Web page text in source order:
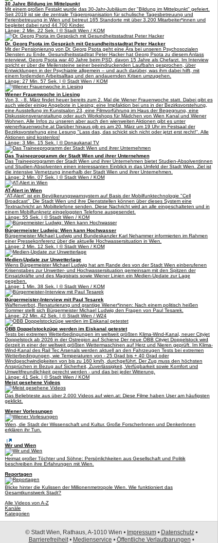
30 Jahre Bildung im Mittelpunkt
Mit einem großen Festakt wurde das 30-Jahr-Jubiläum der "Bildung im Mittelpunkt" gefeiert.
Seit 2019 ist sie die zentrale Trägerorganisation für schulische Tagesbetreuung und
Ferienbetreuung in Wien und betreut 165 Standorte mit über 3.200 Mitarbeiter*innen und
begleitet dabei rund 44.700 Kinder.
Länge: 2 Min. 22 Sek. | © Stadt Wien / KOM
Dr. Georg Psota im Gespräch mit Gesundheitsstadtrat Peter Hacker
Mit der Pensionierung von Dr. Georg Psota geht eine Ära bei unseren Psychosozialen
Diensten zu Ende. Gesundheitsstadtrat Peter Hacker hat Georg Psota zu diesem Anlass
interviewt. Georg Psota war 40 Jahre beim PSD, davon 15 Jahre als Chefarzt. Im Interview
spricht er über die Meilensteine seiner beeindruckenden Laufbahn gesprochen, über
Entwicklungen in der Psychiatrie allgemein – und auch darüber, was ihm dabei hilft, mit
einem fordernden Arbeitsalltag und den andauernden Krisen umzugehen.
Länge: 27 Min. 57 Sek. | © Stadt Wien / KOM
Wiener Frauenwoche in Liesing
Von 3. - 8. März findet heuer bereits zum 2. Mal die Wiener Frauenwoche statt. Dabei gibt es
auch wieder einige Angebote in Liesing: eine Impfaktion bei uns in der Bezirksvorstehung,
eine Ausstellung im Kunstsalon 23, eine Filmvorführung im Haus der Begegnung, eine
Diskussionsveranstaltung oder auch Workshops für Mädchen von Wien Kanal und Wiener
Wohnen. Alle Infos zu unseren aber auch den wienweiten Aktionen gibt es unter
wienerfrauenwoche.at Darüber hinaus gib es am 20. März um 19 Uhr im Festsaal der
Bezirksvorstehung eine Lesung "Lass das, das schickt sich nicht oder jetzt erst recht!". Alle
Aktionen sind kostenlos!
Länge: 3 Min. 15 Sek. | © Donaukanal TV
Das Traineeprogramm der Stadt Wien und ihrer Unternehmen
Das Traineeprogramm der Stadt Wien und ihrer Unternehmen bietet Studien-Absolventinnen
und Studien-Absolventen einen interessanten Einblick in das Umfeld der Stadt Wien. Ziel ist
die intensive Vernetzung innerhalb der Stadt Wien und ihrer Unternehmen.
Länge: 2 Min. 07 Sek. | © Stadt Wien / KOM
AT-Alert in Wien
"AT-Alert" ist ein Bevölkerungswarnsystem auf Basis der Mobilfunktechnologie "Cell
Broadcast". Die Stadt Wien und ihre Dienststellen können über dieses System eine
Textnachricht an Mobiltelefone senden. Diese Nachricht wird an alle eingeschalteten und in
einem Mobilfunknetz eingeloggten Telefone ausgesendet.
Länge: 55 Sek. | © Stadt Wien / KOM
Bürgermeister Ludwig: Wien kann Hochwasser
Bürgermeister Michael Ludwig und Bundeskanzler Karl Nehammer informierten im Rahmen
einer Pressekonferenz über die aktuelle Hochwassersituation in Wien.
Länge: 2 Min. 12 Sek. | © Stadt Wien / KOM
Medien-Update zur Unwetterlage
Wiens Bürgermeister Michael Ludwig hat am Rande des von der Stadt Wien einberufenen
Krisenstabes zur Unwetter- und Hochwassersituation gemeinsam mit den Spitzen der
Einsatzkräfte und des Magistrats sowie Wiener Linien ein Medien-Update zur Lage
gegeben.
Länge: 1 Min. 38 Sek. | © Stadt Wien / KOM
Bürgermeister-Interview mit Paul Tesarek
Waffenverbot, Renaturierung und grantige Wiener*innen: Nach einem politisch heißen
Sommer stellt sich Bürgermeister Michael Ludwig den Fragen von Paul Tesarek.
Länge: 22 Min. 42 Sek. | © Stadt Wien / W24
ÖBB Doppelstockzüge werden im Eiskanal getestet
Tests bei extremen Wetterbedingungen im weltweit größten Klima-Wind-Kanal, neuer Cityjet
Doppelstock ab 2026 in der Ostregion auf Schiene Der neue ÖBB Cityjet Doppelstock wird
derzeit in einer der weltweit größten Wettermaschinen auf Herz und Nieren geprüft. Im Klima-
Wind-Kanal des Rail Tec Arsenals werden aktuell an den Fahrzeugen Tests bei extremen
Wetterbedingungen, wie Temperaturen von - 25 Grad bis + 40 Grad oder
Windgeschwindigkeiten von bis zu 160 km/h, durchgeführt. Der Zug muss den höchsten
Ansprüchen in Bezug auf Sicherheit, Zuverlässigkeit, Verfügbarkeit sowie Komfort und
Umweltfreundlichkeit gerecht werden - und das bei jeder Witterung.
Länge: 41 Sek. | © Stadt Wien / KOM
Meist gesehene Videos
Das Beliebteste aus über 2.000 Videos auf wien.at: Diese Filme haben User am häufigsten
geklickt.
Wiener Vorlesungen
Wien, die Stadt der Wissenschaft und Kultur. Große ForscherInnen und DenkerInnen
erklären ihr Tun.
Wir und Wien
Heimat großer Töchter und Söhne: Persönlichkeiten aus Gesellschaft und Politik
beschreiben ihre Erfahrungen mit Wien.
Reportagen
Blicke hinter die Kulissen der Millionenmetropole Wien. Wie funktioniert das
Gesamtkunstwerk Stadt?
Alle Videos von A-Z
Kanäle
Kategorien
© Stadt Wien, Rathaus, A-1010 Wien • Impressum• Datenschutz•
Barrierefreiheit• Medienservice • Öffentliche Verlautbarungen •